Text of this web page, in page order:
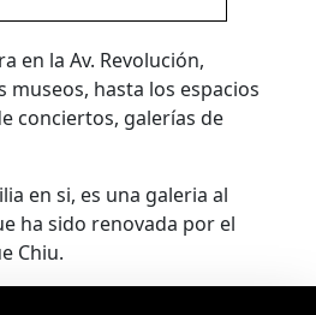
en la Av. Revolución,
museos, hasta los espacios
conciertos, galerías de
en si, es una galeria al
ha sido renovada por el
Chiu.